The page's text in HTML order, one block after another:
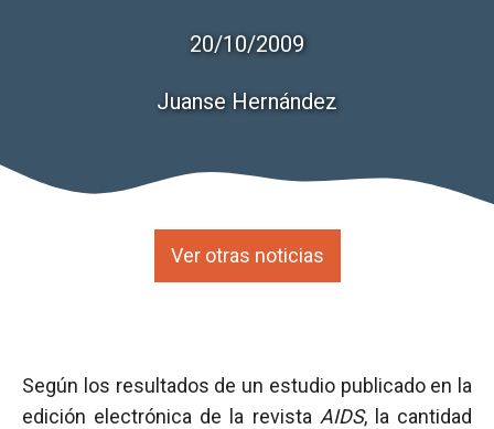
20/10/2009
Juanse Hernández
Ver otras noticias
Según los resultados de un estudio publicado en la
edición electrónica de la revista AIDS, la cantidad